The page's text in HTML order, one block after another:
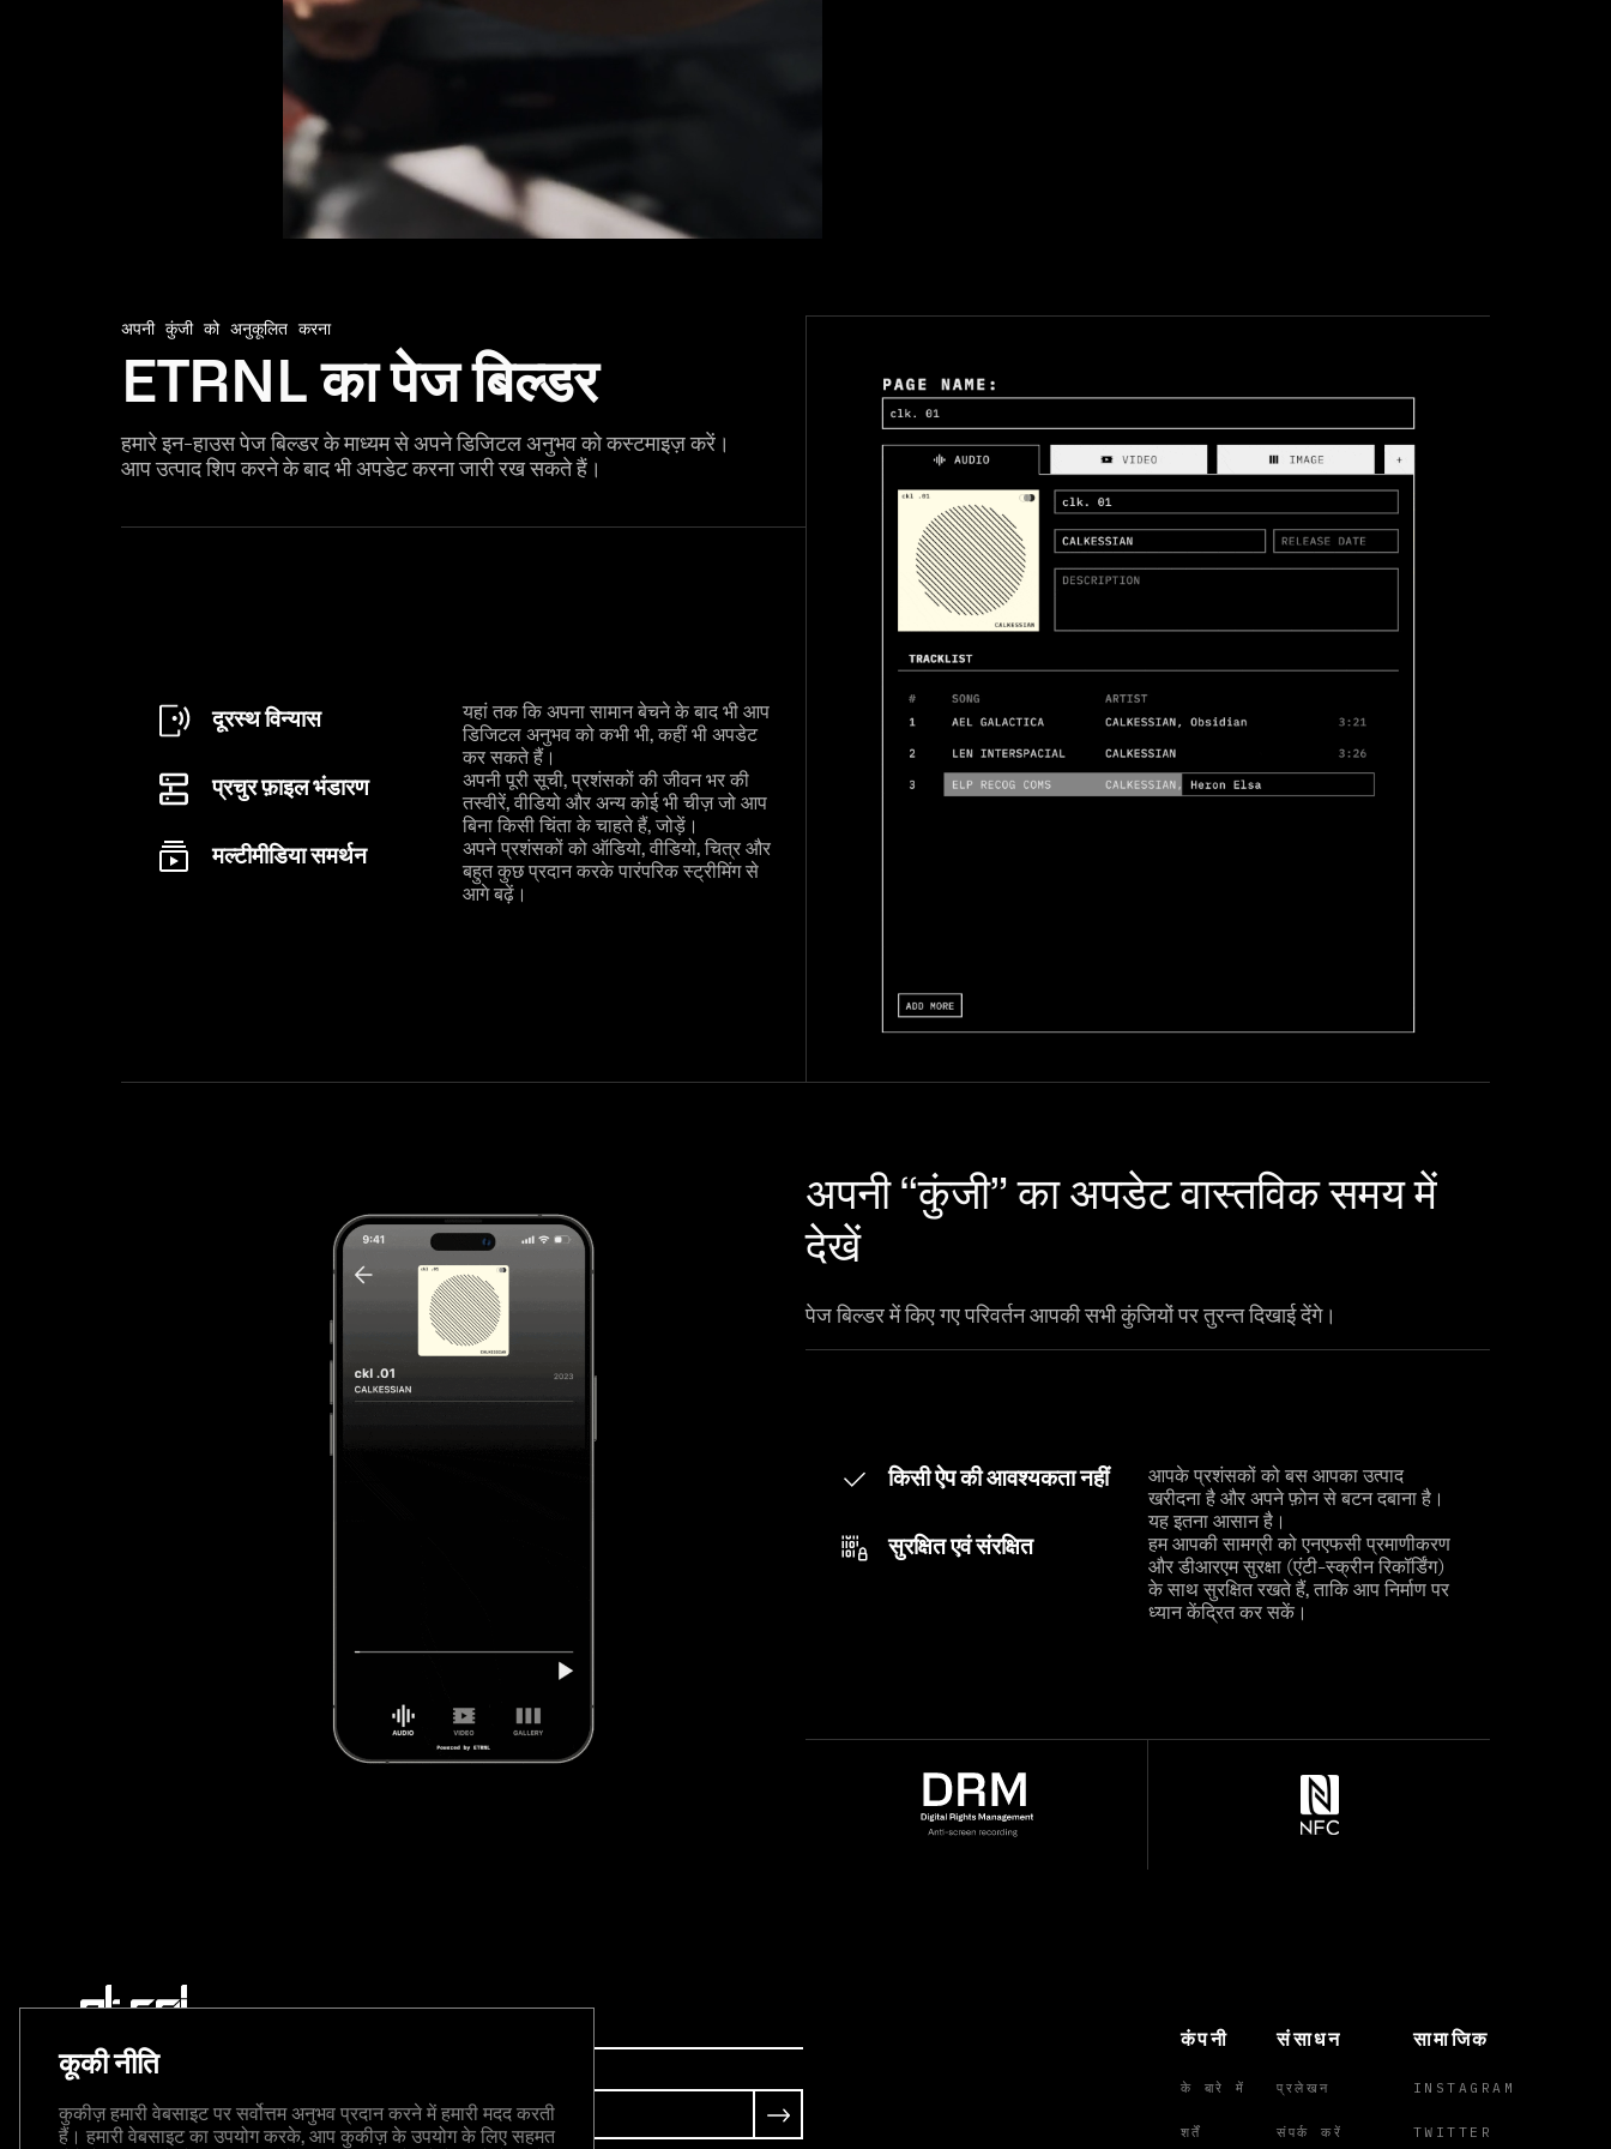
कूकी नीति
कुकीज़ हमारी वेबसाइट पर सर्वोत्तम अनुभव प्रदान करने में हमारी मदद करती
हैं। हमारी वेबसाइट का उपयोग करके, आप कुकीज़ के उपयोग के लिए सहमत
अपनी कुंजी को अनुकूलित करना
ETRNL का पेज बिल्डर
हमारे इन-हाउस पेज बिल्डर के माध्यम से अपने डिजिटल अनुभव को कस्टमाइज़ करें।
आप उत्पाद शिप करने के बाद भी अपडेट करना जारी रख सकते हैं।
दूरस्थ विन्यास
यहां तक कि अपना सामान बेचने के बाद भी आप
डिजिटल अनुभव को कभी भी, कहीं भी अपडेट
कर सकते हैं।
प्रचुर फ़ाइल भंडारण
अपनी पूरी सूची, प्रशंसकों की जीवन भर की
तस्वीरें, वीडियो और अन्य कोई भी चीज़ जो आप
बिना किसी चिंता के चाहते हैं, जोड़ें।
मल्टीमीडिया समर्थन
अपने प्रशंसकों को ऑडियो, वीडियो, चित्र और
बहुत कुछ प्रदान करके पारंपरिक स्ट्रीमिंग से
आगे बढ़ें।
अपनी “कुंजी” का अपडेट वास्तविक समय में
देखें
पेज बिल्डर में किए गए परिवर्तन आपकी सभी कुंजियों पर तुरन्त दिखाई देंगे।
किसी ऐप की आवश्यकता नहीं
आपके प्रशंसकों को बस आपका उत्पाद
खरीदना है और अपने फ़ोन से बटन दबाना है।
यह इतना आसान है।
सुरक्षित एवं संरक्षित
हम आपकी सामग्री को एनएफसी प्रमाणीकरण
और डीआरएम सुरक्षा (एंटी-स्क्रीन रिकॉर्डिंग)
के साथ सुरक्षित रखते हैं, ताकि आप निर्माण पर
ध्यान केंद्रित कर सकें।
ETRNL न्यूज़लेटर की सदस्यता लें
आपके इनबॉक्स में नवीनतम समाचार, विचार और घोषणाएँ
कंपनी
के बारे में
शर्तें
संसाधन
प्रलेखन
संपर्क करें
सामाजिक
INSTAGRAM
TWITTER